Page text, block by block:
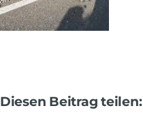
Diesen Beitrag teilen: